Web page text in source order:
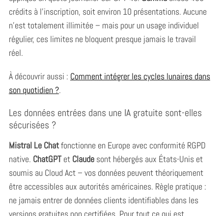
crédits à l’inscription, soit environ 10 présentations. Aucune
n’est totalement illimitée – mais pour un usage individuel
régulier, ces limites ne bloquent presque jamais le travail
réel.
À découvrir aussi : Comment intégrer les cycles lunaires dans
son quotidien ?.
Les données entrées dans une IA gratuite sont-elles
sécurisées ?
Mistral Le Chatfonctionne en Europe avec conformité RGPD
native. ChatGPTet Claudesont hébergés aux États-Unis et
soumis au Cloud Act – vos données peuvent théoriquement
être accessibles aux autorités américaines. Règle pratique :
ne jamais entrer de données clients identifiables dans les
versions gratuites non certifiées. Pour tout ce qui est